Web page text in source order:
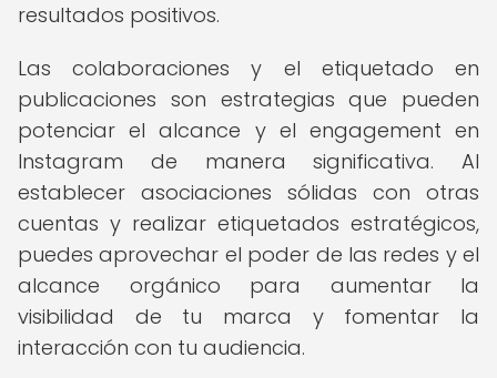
resultados positivos.
Las colaboraciones y el etiquetado en
publicaciones son estrategias que pueden
potenciar el alcance y el engagement en
Instagram de manera significativa. Al
establecer asociaciones sólidas con otras
cuentas y realizar etiquetados estratégicos,
puedes aprovechar el poder de las redes y el
alcance orgánico para aumentar la
visibilidad de tu marca y fomentar la
interacción con tu audiencia.